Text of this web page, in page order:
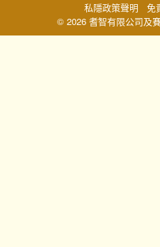
© 2026 耆智有限公司及
私隱政策聲明 免